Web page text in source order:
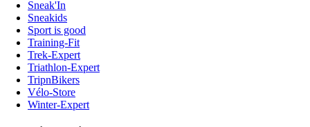
Sneak'In
Sneakids
Sport is good
Training-Fit
Trek-Expert
Triathlon-Expert
TripnBikers
Vélo-Store
Winter-Expert